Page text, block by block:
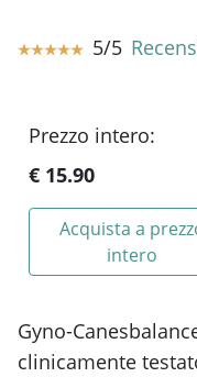
5/5
Prezzo intero:
€ 15.90
Acquista a
intero
Gyno-
clinicamente